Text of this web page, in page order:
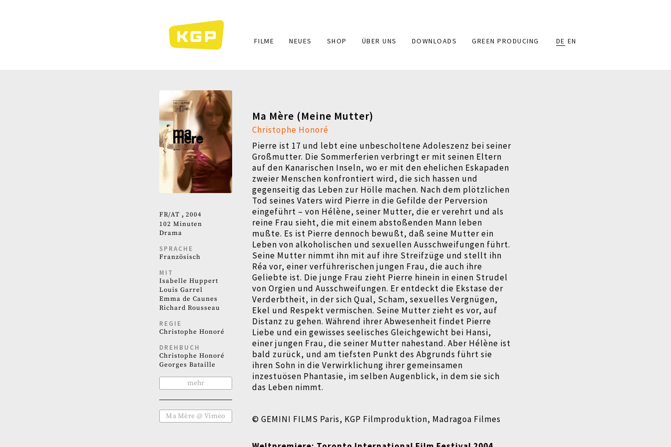
Main
FILME NEUES SHOP ÜBER UNS DOWNLOADS GREEN PRODUCING DE EN
FR AT
2004
102 Minuten
Drama
SPRACHE
Französisch
MIT
Isabelle Huppert
Louis Garrel
Emma de Caunes
Richard Rousseau
REGIE
Christophe Honoré
DREHBUCH
Christophe Honoré
Georges Bataille
mehr
Ma Mère @ Vimeo
Ma Mère (Meine Mutter)
Christophe Honoré
Pierre ist 17 und lebt eine unbescholtene Adoleszenz bei seiner
Großmutter. Die Sommerferien verbringt er mit seinen Eltern
auf den Kanarischen Inseln, wo er mit den ehelichen Eskapaden
zweier Menschen konfrontiert wird, die sich hassen und
gegenseitig das Leben zur Hölle machen. Nach dem plötzlichen
Tod seines Vaters wird Pierre in die Gefilde der Perversion
eingeführt – von Hélène, seiner Mutter, die er verehrt und als
reine Frau sieht, die mit einem abstoßenden Mann leben
mußte. Es ist Pierre dennoch bewußt, daß seine Mutter ein
Leben von alkoholischen und sexuellen Ausschweifungen führt.
Seine Mutter nimmt ihn mit auf ihre Streifzüge und stellt ihn
Réa vor, einer verführerischen jungen Frau, die auch ihre
Geliebte ist. Die junge Frau zieht Pierre hinein in einen Strudel
von Orgien und Ausschweifungen. Er entdeckt die Ekstase der
Verderbtheit, in der sich Qual, Scham, sexuelles Vergnügen,
Ekel und Respekt vermischen. Seine Mutter zieht es vor, auf
Distanz zu gehen. Während ihrer Abwesenheit findet Pierre
Liebe und ein gewisses seelisches Gleichgewicht bei Hansi,
einer jungen Frau, die seiner Mutter nahestand. Aber Hélène ist
bald zurück, und am tiefsten Punkt des Abgrunds führt sie
ihren Sohn in die Verwirklichung ihrer gemeinsamen
inzestuösen Phantasie, im selben Augenblick, in dem sie sich
das Leben nimmt.
© GEMINI FILMS Paris, KGP Filmproduktion, Madragoa Filmes